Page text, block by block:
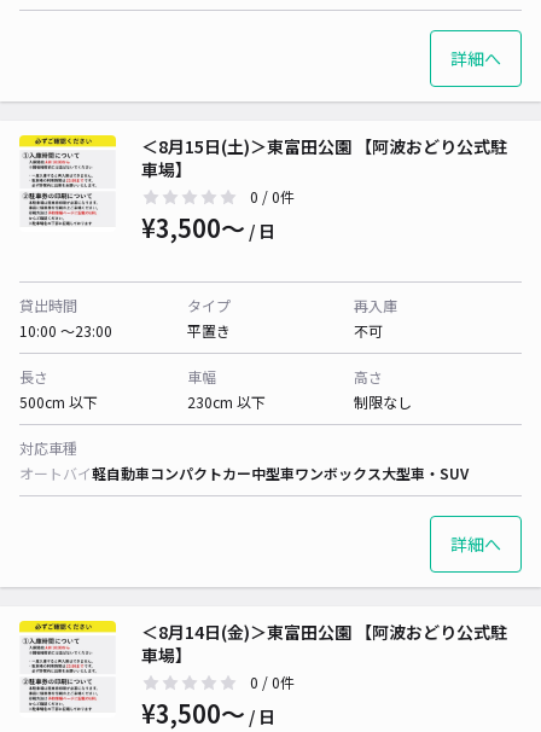
詳細へ
＜8月15日(土)＞東富田公園 【阿波おどり公式駐
車場】
0 / 0件
¥3,500〜 / 日
貸出時間
10:00 〜23:00
タイプ
平置き
再入庫
不可
長さ
500cm 以下
車幅
230cm 以下
高さ
制限なし
対応車種
オートバイ軽自動車コンパクトカー中型車ワンボックス大型車・SUV
詳細へ
＜8月14日(金)＞東富田公園 【阿波おどり公式駐
車場】
0 / 0件
¥3,500〜 / 日